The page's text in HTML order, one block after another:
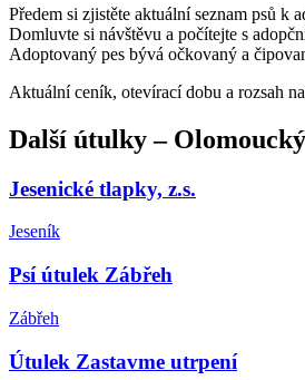
Předem si zjistěte aktuální seznam psů k
Domluvte si návštěvu a počítejte s
Adoptovaný pes bývá očkovaný a
Aktuální ceník, otevírací dobu a rozsah
Další útulky–
Jesenické tlapky, z.s.
Jeseník
Psí útulek Zábřeh
Zábřeh
Útulek Zastavme utrpení